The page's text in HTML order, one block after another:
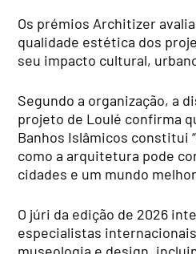
Os prémios Architizer
qualidade estética dos
seu impacto cultural,
Segundo a organização, a
projeto de Loulé confirma
Banhos Islâmicos constitui
como a arquitetura pode
cidades e um mundo
O júri da edição de 2026
especialistas